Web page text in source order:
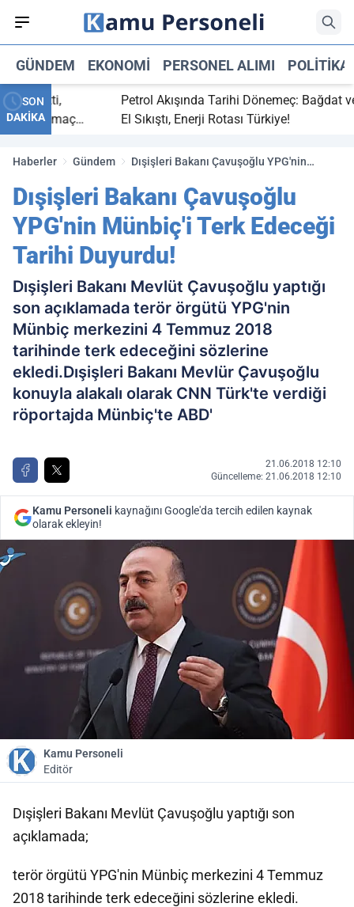
GÜNDEM EKONOMI PERSONEL ALIMI POLITIKA
SON
DAKİKA
bitti,
maç
Petrol Akışında Tarihi Dönemeç: Bağdat ve
El Sıkıştı, Enerji Rotası Türkiye!
Haberler Gündem
Dışişleri Bakanı Çavuşoğlu YPG'nin
Dışişleri Bakanı Çavuşoğlu
YPG'nin Münbiç'i Terk Edeceği
Tarihi Duyurdu!
Dışişleri Bakanı Mevlüt Çavuşoğlu yaptığı
son açıklamada terör örgütü YPG'nin
Münbiç merkezini 4 Temmuz 2018
tarihinde terk edeceğini sözlerine
ekledi.Dışişleri Bakanı Mevlür Çavuşoğlu
konuyla alakalı olarak CNN Türk'te verdiği
röportajda Münbiç'te ABD'
21.06.2018 12:10
Güncelleme: 21.06.2018 12:10
Kamu Personeli kaynağını Google'da tercih edilen kaynak
olarak ekleyin!
Kamu Personeli
Editör
Dışişleri Bakanı Mevlüt Çavuşoğlu yaptığı son
açıklamada;
terör örgütü YPG'nin Münbiç merkezini 4 Temmuz
2018 tarihinde terk edeceğini sözlerine ekledi.